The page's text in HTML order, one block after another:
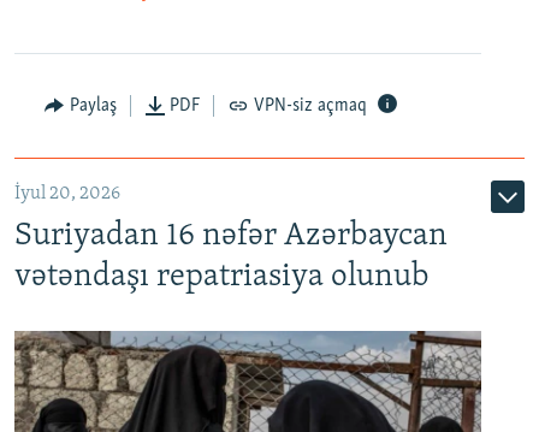
Auto
Paylaş PDF VPN-siz açmaq
İyul 20, 2026
Suriyadan 16 nəfər Azərbaycan
vətəndaşı repatriasiya olunub